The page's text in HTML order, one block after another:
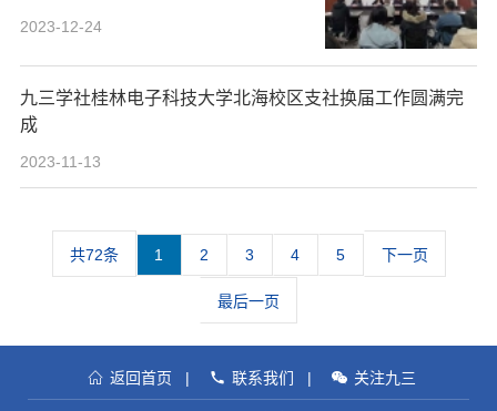
2023-12-24
九三学社桂林电子科技大学北海校区支社换届工作圆满完
成
2023-11-13
共72条 1 2 3 4 5 下一页
最后一页
返回首页 | 联系我们 | 关注九三